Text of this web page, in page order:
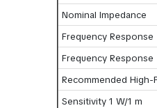
Nominal Impedance
Frequency Response
Frequency Response
Recommended High-
Sensitivity 1 W/1 m